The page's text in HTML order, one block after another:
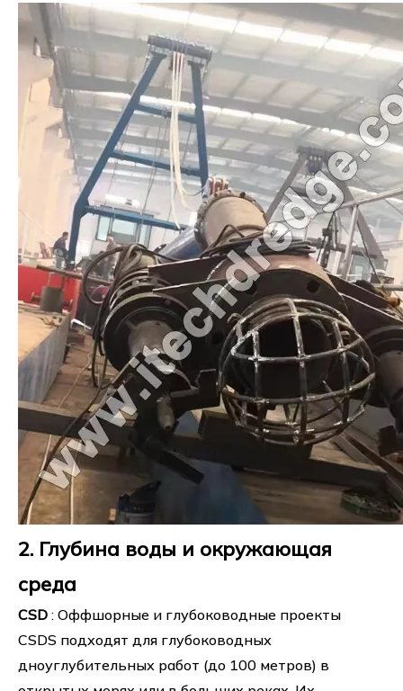
2. Глубина воды и окружающая
среда
CSD : Оффшорные и глубоководные проекты
CSDS подходят для глубоководных
дноуглубительных работ (до 100 метров) в